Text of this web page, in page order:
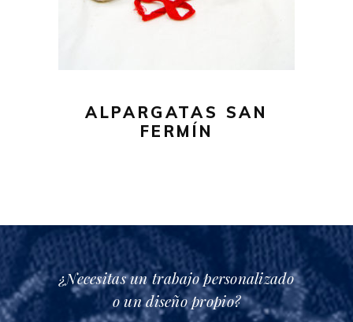
pueden
producto
ALPARGATAS SAN
FERMÍN
¿Necesitas un trabajo personalizado
o un diseño propio?